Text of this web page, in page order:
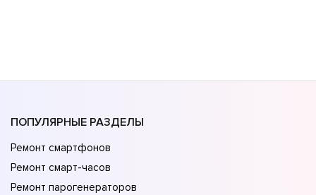
ПОПУЛЯРНЫЕ РАЗДЕЛЫ
Ремонт смартфонов
Ремонт смарт-часов
Ремонт парогенераторов